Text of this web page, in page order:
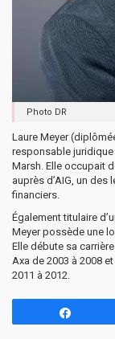
Photo DR
Laure Meyer
responsable
Marsh. Elle occupait
auprès d’AIG, un
financiers.
Également titulaire
Meyer possède une
Elle débute sa
Axa de 2003 à 2008
2011 à 2012.